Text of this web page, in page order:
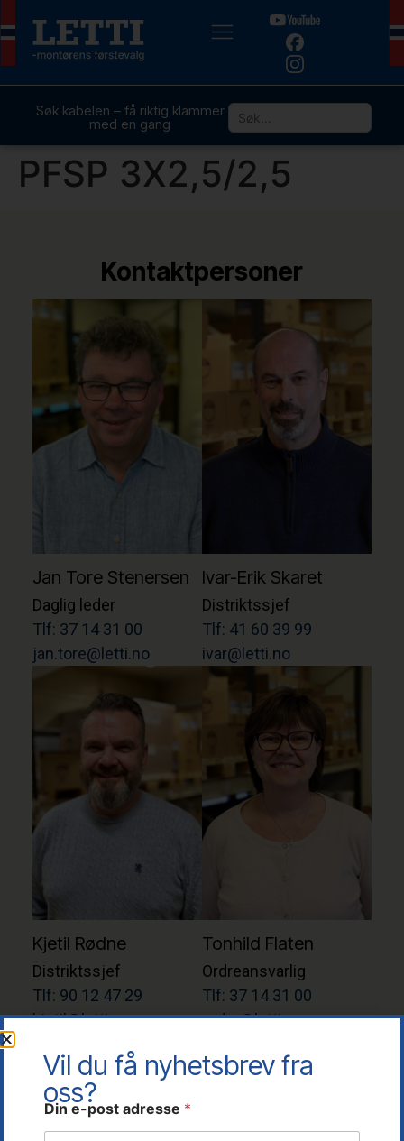
Søk kabelen – få riktig klammer
med en gang
PFSP 3X2,5/2,5
Kontaktpersoner
Jan Tore Stenersen
Daglig leder
Tlf: 37 14 31 00
jan.tore@letti.no
Ivar-Erik Skaret
Distriktssjef
Tlf: 41 60 39 99
ivar@letti.no
Kjetil Rødne
Distriktssjef
Tlf: 90 12 47 29
kjetil@letti.no
Tonhild Flaten
Ordreansvarlig
Tlf: 37 14 31 00
ordre@letti.no
Vil du få nyhetsbrev fra
oss?
Din e-post adresse *